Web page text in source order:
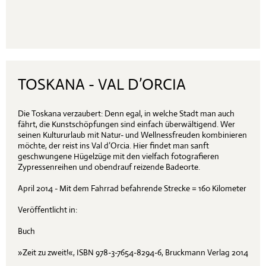
TOSKANA - VAL D’ORCIA
Die Toskana verzaubert: Denn egal, in welche Stadt man auch
fährt, die Kunstschöpfungen sind einfach überwältigend. Wer
seinen Kultururlaub mit Natur- und Wellnessfreuden kombinieren
möchte, der reist ins Val d’Orcia. Hier findet man sanft
geschwungene Hügelzüge mit den vielfach fotografieren
Zypressenreihen und obendrauf reizende Badeorte.
April 2014 - Mit dem Fahrrad befahrende Strecke = 160 Kilometer
Veröffentlicht in:
Buch
»Zeit zu zweit!«, ISBN 978-3-7654-8294-6, Bruckmann Verlag 2014